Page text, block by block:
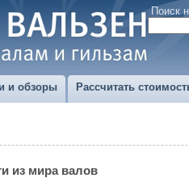
Поиск
и обзоры Рассчитать
из мира валов